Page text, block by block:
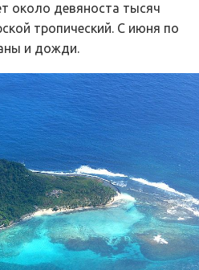
около девяноста тысяч
тропический. С июня по
и дожди.